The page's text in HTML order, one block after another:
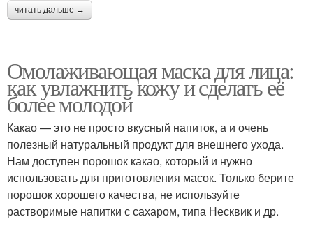
читать дальше →
Омолаживающая маска для лица:
как увлажнить кожу и сделать её
более молодой
Какао — это не просто вкусный напиток, а и очень
полезный натуральный продукт для внешнего ухода.
Нам доступен порошок какао, который и нужно
использовать для приготовления масок. Только берите
порошок хорошего качества, не используйте
растворимые напитки с сахаром, типа Несквик и др.